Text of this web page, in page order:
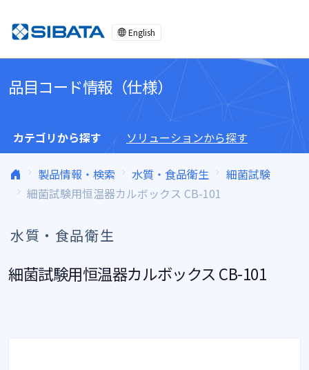
English
品目コード情報（仕様）
カテゴリから探す ソリューションから探す
製品情報・検索 水質・食品衛生
細菌試験
細菌試験用恒温器カルボックス CB-101
水質・食品衛生
細菌試験用恒温器カルボックス CB-101